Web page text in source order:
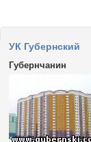
УК Губернский
Губернчанин